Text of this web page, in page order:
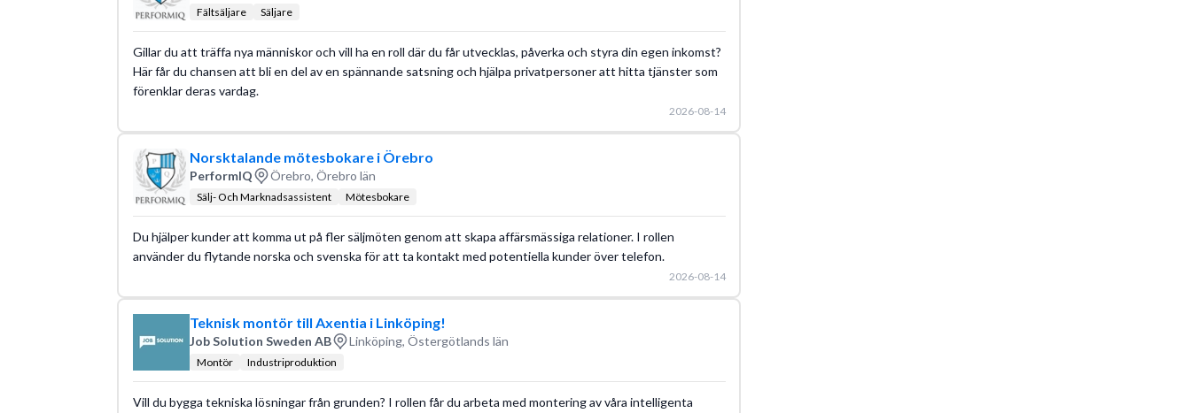
Fältsäljare Säljare
Gillar du att träffa nya människor och vill ha en roll där du får utvecklas, påverka och styra din egen inkomst?
Här får du chansen att bli en del av en spännande satsning och hjälpa privatpersoner att hitta tjänster som
förenklar deras vardag.
2026-08-14
Norsktalande mötesbokare i Örebro
PerformIQ Örebro, Örebro län
Sälj- Och Marknadsassistent Mötesbokare
Du hjälper kunder att komma ut på fler säljmöten genom att skapa affärsmässiga relationer. I rollen
använder du flytande norska och svenska för att ta kontakt med potentiella kunder över telefon.
2026-08-14
Teknisk montör till Axentia i Linköping!
Job Solution Sweden AB Linköping, Östergötlands län
Montör Industriproduktion
Vill du bygga tekniska lösningar från grunden? I rollen får du arbeta med montering av våra intelligenta